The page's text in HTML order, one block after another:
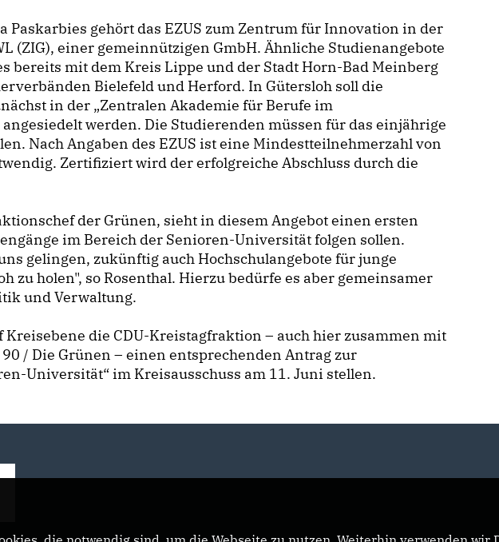
Paskarbies gehört das EZUS zum Zentrum für Innovation in der
(ZIG), einer gemeinnützigen GmbH. Ähnliche Studienangebote
bereits mit dem Kreis Lippe und der Stadt Horn-Bad Meinberg
Bielefeld und Herford. In Gütersloh soll die
in der „Zentralen Akademie für Berufe im
angesiedelt werden. Die Studierenden müssen für das einjährige
Nach Angaben des EZUS ist eine Mindestteilnehmerzahl von
Zertifiziert wird der erfolgreiche Abschluss durch die
der Grünen, sieht in diesem Angebot einen ersten
im Bereich der Senioren-Universität folgen sollen.
gelingen, zukünftig auch Hochschulangebote für junge
zu holen", so Rosenthal. Hierzu bedürfe es aber gemeinsamer
und Verwaltung.
Kreisebene die CDU-Kreistagfraktion – auch hier zusammen mit
/ Die Grünen – einen entsprechenden Antrag zur
Universität“ im Kreisausschuss am 11. Juni stellen.